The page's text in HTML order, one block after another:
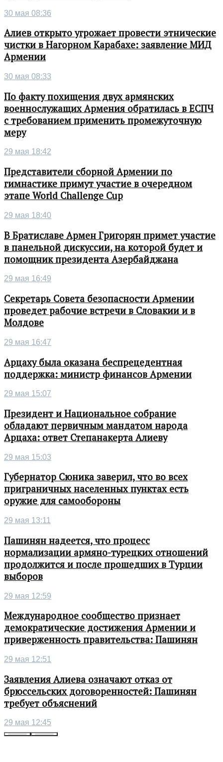
30 мая 08:36
Алиев открыто угрожает провести этнические
чистки в Нагорном Карабахе: заявление МИД
Армении
30 мая 08:33
По факту похищения двух армянских
военнослужащих Армения обратилась в ЕСПЧ
с требованием применить промежуточную
меру
29 мая 18:42
Представители сборной Армении по
гимнастике примут участие в очередном
этапе World Challenge Cup
29 мая 18:40
В Братиславе Армен Григорян примет участие
в панельной дискуссии, на которой будет и
помощник президента Азербайджана
29 мая 16:49
Секретарь Совета безопасности Армении
проведет рабочие встречи в Словакии и в
Молдове
29 мая 16:47
Арцаху была оказана беспрецедентная
поддержка: министр финансов Армении
29 мая 15:07
Президент и Национальное собрание
обладают первичным мандатом народа
Арцаха: ответ Степанакерта Алиеву
29 мая 15:03
Губернатор Сюника заверил, что во всех
приграничных населенных пунктах есть
оружие для самообороны
29 мая 13:11
Пашинян надеется, что процесс
нормализации армяно-турецких отношений
продолжится и после прошедших в Турции
выборов
29 мая 12:59
Международное сообщество признает
демократические достижения Армении и
приверженность правительства: Пашинян
29 мая 12:51
Заявления Алиева означают отказ от
брюссельских договоренностей: Пашинян
требует объяснений
29 мая 12:45